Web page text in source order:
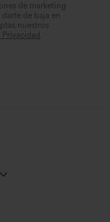
de marketing
de baja en
nuestros
.